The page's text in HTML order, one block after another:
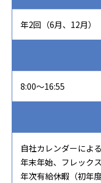
年2回（6月、12月）
8:00～16:55
自社カレンダーによる
年末年始、フレック
年次有給休暇（初年